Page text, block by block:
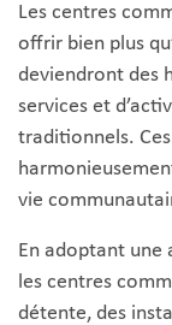
Les centres
offrir bien plus
deviendront des
services et
traditionnels.
vie
En adoptant une
les centres
détente, des